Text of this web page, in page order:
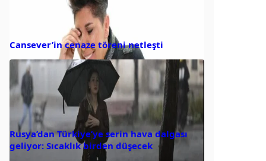
Cansever’in cenaze töreni netleşti
Rusya’dan Türkiye’ye serin hava dalgası
geliyor: Sıcaklık birden düşecek